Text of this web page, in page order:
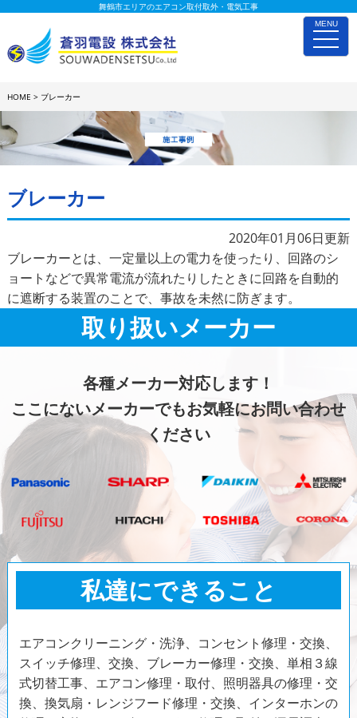
MENU
toggle
舞鶴市エリアのエアコン取付取外・電気工事
HOME > ブレーカー
ブレーカー
2020年01月06日更新
ブレーカーとは、一定量以上の電力を使ったり、回路のシ
ョートなどで異常電流が流れたりしたときに回路を自動的
に遮断する装置のことで、事故を未然に防ぎます。
取り扱いメーカー
各種メーカー対応します！
ここにないメーカーでもお気軽にお問い合わせ
ください
私達にできること
エアコンクリーニング・洗浄、コンセント修理・交換、
スイッチ修理、交換、ブレーカー修理・交換、単相３線
式切替工事、エアコン修理・取付、照明器具の修理・交
換、換気扇・レンジフード修理・交換、インターホンの